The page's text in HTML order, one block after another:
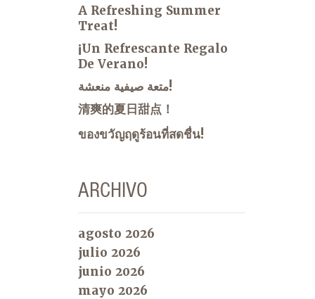
A Refreshing Summer
Treat!
¡Un Refrescante Regalo
De Verano!
متعة صيفية منعشة!
清爽的夏日甜点！
ของขวัญฤดูร้อนที่สดชื่น!
ARCHIVO
agosto 2026
julio 2026
junio 2026
mayo 2026